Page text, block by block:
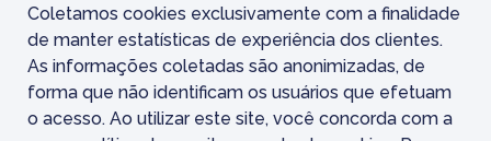
Termos e condições. O registro
deste produto na SUSEP é
automático e não implica, por
parte da Autarquia, incentivo ou
recomendação a sua
comercialização. Ouvidoria
Coletamos cookies exclusivamente com a finalidade
de manter estatísticas de experiência dos clientes.
As informações coletadas são anonimizadas, de
forma que não identificam os usuários que efetuam
o acesso. Ao utilizar este site, você concorda com a